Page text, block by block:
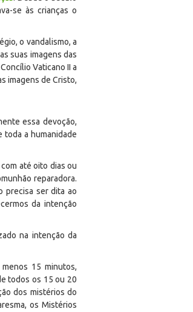
se às crianças o
o vandalismo, a
suas imagens das
Vaticano II a
imagens de Cristo,
essa devoção,
toda a humanidade
até oito dias ou
reparadora.
precisa ser dita ao
da intenção
na intenção da
15 minutos,
todos os 15 ou 20
dos mistérios do
os Mistérios